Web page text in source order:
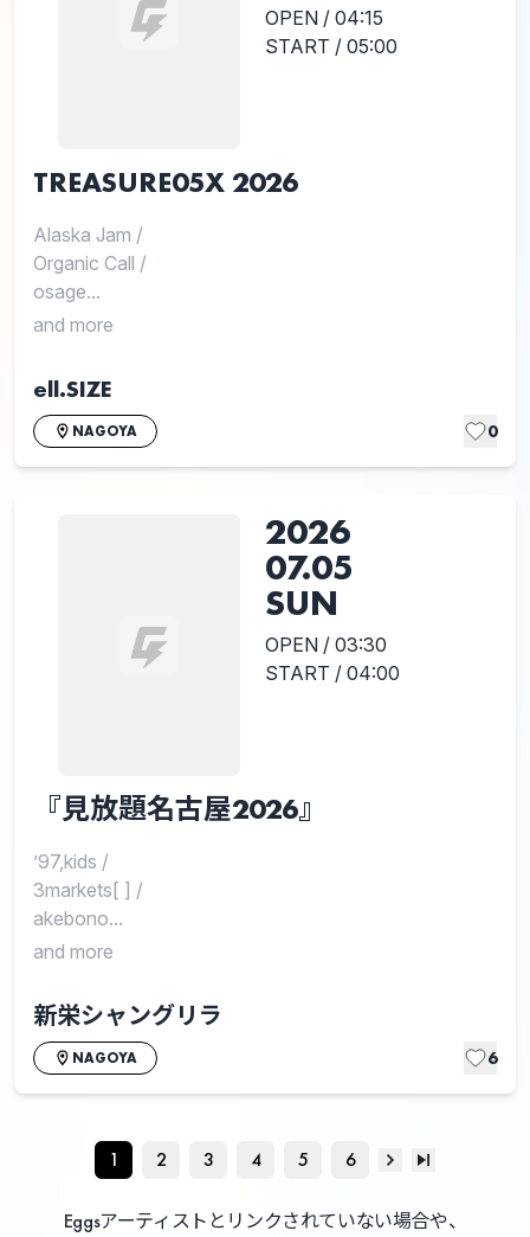
OPEN / 04:15
START / 05:00
TREASURE05X 2026
Alaska Jam /
Organic Call /
osage...
and more
ell.SIZE
NAGOYA 0
2026
07.05
SUN
OPEN / 03:30
START / 04:00
『見放題名古屋2026』
’97,kids /
3markets[ ] /
akebono...
and more
新栄シャングリラ
NAGOYA 6
1 2 3 4 5 6
Eggsアーティストとリンクされていない場合や、